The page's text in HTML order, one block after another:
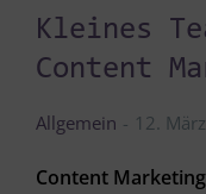
Kleines
Content
Allgemein 12.
Content